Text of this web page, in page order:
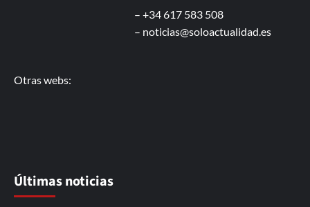
– +34 617 583 508
– noticias@soloactualidad.es
Otras webs:
Últimas noticias